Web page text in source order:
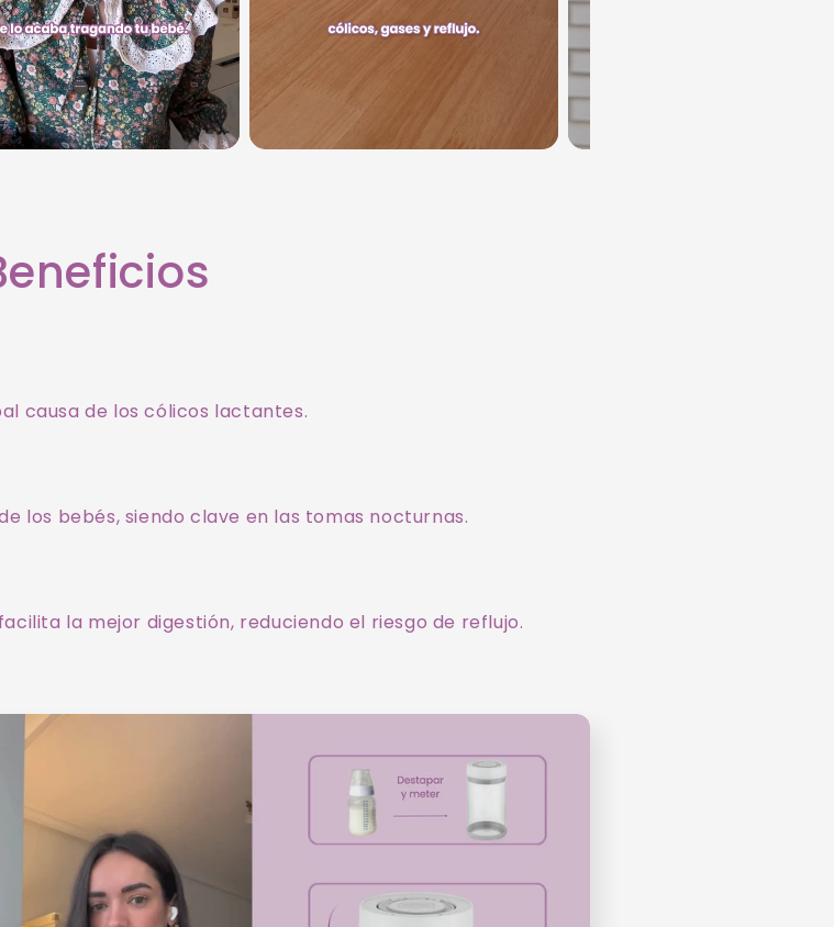
causa de los cólicos lactantes.
los bebés, siendo clave en las tomas nocturnas.
la mejor digestión, reduciendo el riesgo de reflujo.